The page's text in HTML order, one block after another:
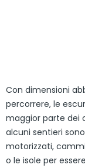
Con dimensioni
percorrere, le
maggior parte dei
alcuni sentieri
motorizzati,
o le isole per